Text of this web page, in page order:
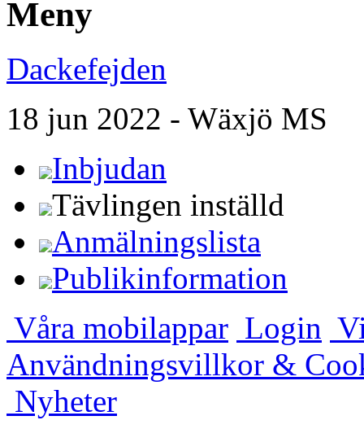
Meny
Dackefejden
18 jun 2022 - Wäxjö MS
Inbjudan
Tävlingen inställd
Anmälningslista
Publikinformation
Våra mobilappar Login
Användningsvillkor &
Nyheter